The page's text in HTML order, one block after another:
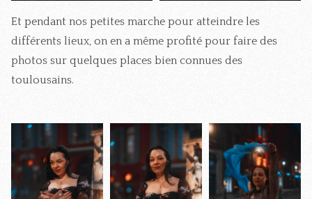
Et pendant nos petites marche pour atteindre les
différents lieux, on en a même profité pour faire des
photos sur quelques places bien connues des
toulousains.